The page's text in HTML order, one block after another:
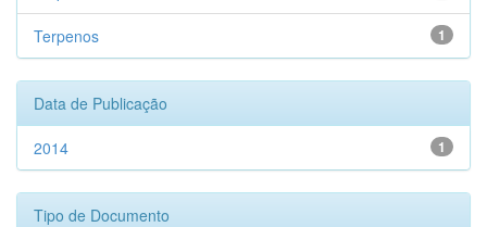
1
Terpenos
Data de Publicação
1
2014
Tipo de Documento